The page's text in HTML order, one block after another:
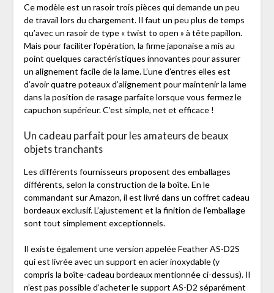
Ce modèle est un rasoir trois pièces qui demande un peu
de travail lors du chargement. Il faut un peu plus de temps
qu’avec un rasoir de type « twist to open » à tête papillon.
Mais pour faciliter l’opération, la firme japonaise a mis au
point quelques caractéristiques innovantes pour assurer
un alignement facile de la lame. L’une d’entres elles est
d’avoir quatre poteaux d’alignement pour maintenir la lame
dans la position de rasage parfaite lorsque vous fermez le
capuchon supérieur. C’est simple, net et efficace !
Un cadeau parfait pour les amateurs de beaux
objets tranchants
Les différents fournisseurs proposent des emballages
différents, selon la construction de la boîte. En le
commandant sur Amazon, il est livré dans un coffret cadeau
bordeaux exclusif. L’ajustement et la finition de l’emballage
sont tout simplement exceptionnels.
Il existe également une version appelée Feather AS-D2S
qui est livrée avec un support en acier inoxydable (y
compris la boîte-cadeau bordeaux mentionnée ci-dessus). Il
n’est pas possible d’acheter le support AS-D2 séparément